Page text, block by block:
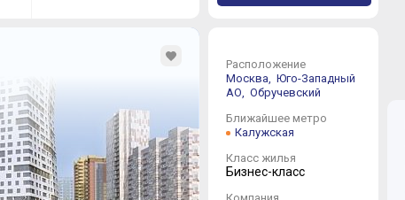
Расположение
Москва,
Юго-Западный
АО,
Обручевский
Ближайшее метро
Калужская
Класс жилья
Бизнес-класс